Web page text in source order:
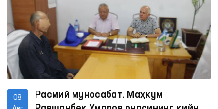
08
Расмий муносабат. Маҳкум